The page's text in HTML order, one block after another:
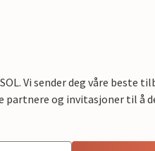
Vi sender deg våre beste
partnere og invitasjoner til å